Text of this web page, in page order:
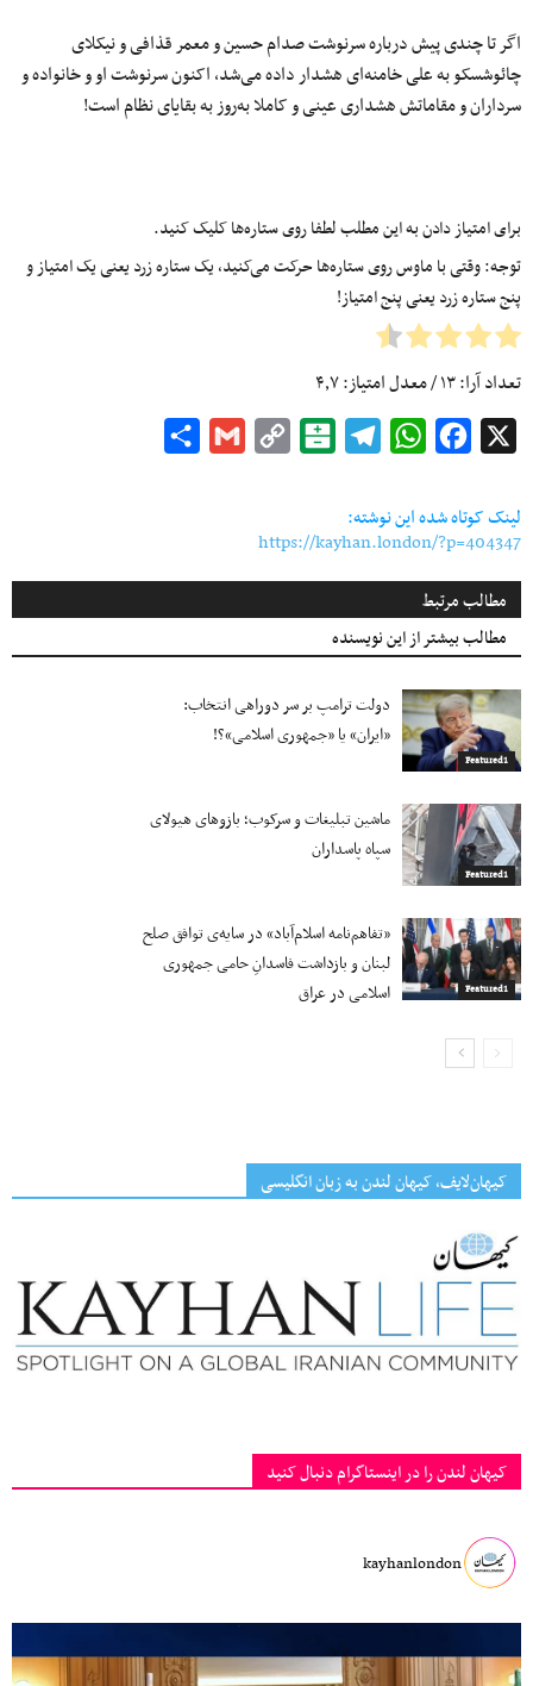
اگر تا چندی پیش درباره سرنوشت صدام حسین و معمر قذافی و نیکلای
چائوشسکو به علی خامنه‌ای هشدار داده می‌شد، اکنون سرنوشت او و خانواده و
سرداران و مقاماتش هشداری عینی و کاملا به‌روز به بقایای نظام است!
برای امتیاز دادن به این مطلب لطفا روی ستاره‌ها کلیک کنید.
توجه: وقتی با ماوس روی ستاره‌ها حرکت می‌کنید، یک ستاره زرد یعنی یک امتیاز و
پنج ستاره زرد یعنی پنج امتیاز!
تعداد آرا:۱۳/ معدل امتیاز:۴٫۷
Facebook
WhatsApp
Telegram
Balatarin
Copy
Gmail
لینک کوتاه شده این نوشته:
https://kayhan.london/?p=404347
مطالب مرتبط
مطالب بیشتر از این نویسنده
Featured1
دولت ترامپ بر سر دوراهی انتخاب:
«ایران» یا «جمهوری اسلامی»؟!
Featured1
ماشین تبلیغات و سرکوب؛ بازوهای هیولای
سپاه پاسداران
Featured1
«تفاهم‌نامه اسلام‌آباد» در سایه‌ی توافق صلح
لبنان و بازداشت فاسدانِ حامی جمهوری
اسلامی در عراق
کیهان‌لایف، کیهان لندن به زبان انگلیسی
کیهان لندن را در اینستاگرام دنبال کنید
kayhanlondon